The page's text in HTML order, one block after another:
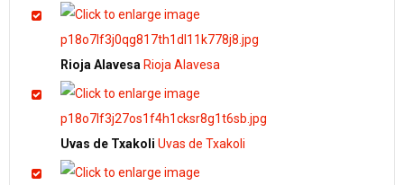
Rioja Alavesa Rioja Alavesa
Uvas de Txakoli Uvas de Txakoli